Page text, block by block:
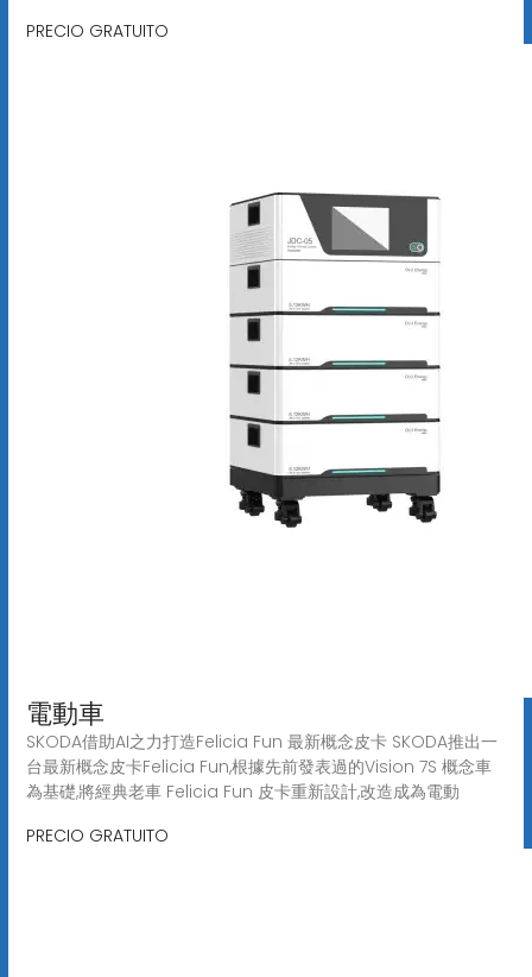
PRECIO GRATUITO
電動車
SKODA借助AI之力打造Felicia Fun 最新概念皮卡 SKODA推出一
台最新概念皮卡Felicia Fun,根據先前發表過的Vision 7S 概念車
為基礎,將經典老車 Felicia Fun 皮卡重新設計,改造成為電動
PRECIO GRATUITO